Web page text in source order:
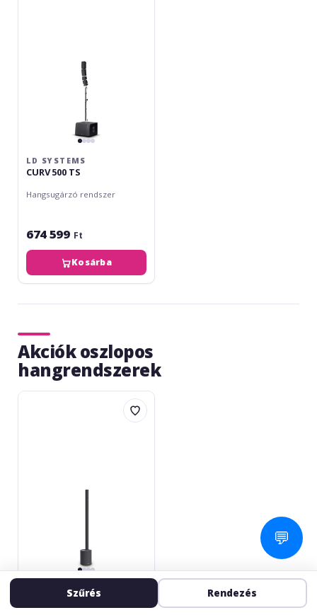
LD SYSTEMS
CURV 500 TS
Hangsugárzó rendszer
674 599 Ft
Kosárba
Akciók oszlopos
hangrendszerek
LD
LD SYSTEMS
MAUI 5 Go
Szűrés Rendezés
💬